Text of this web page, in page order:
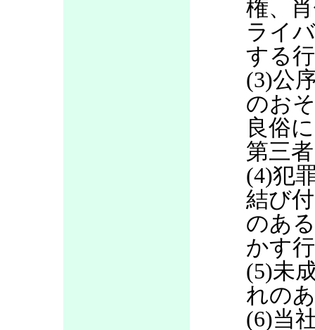
権、
ライ
する
(3)公
のお
良俗
第三
(4)犯
結び
のあ
かす
(5)未
れの
(6)当